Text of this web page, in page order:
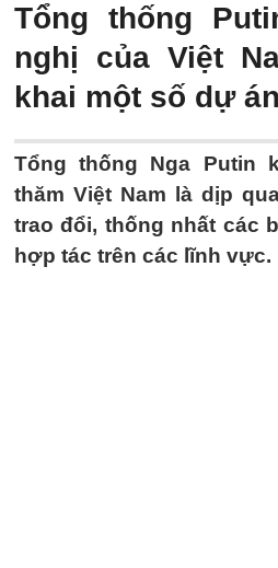
Tổng thống
nghị của Việt
khai một số dự
Tổng thống Nga Putin
thăm Việt Nam là dịp
trao đổi, thống nhất các
hợp tác trên các lĩnh vực.